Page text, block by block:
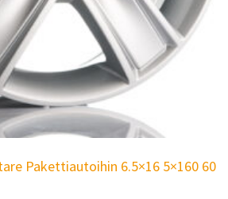
Pakettiautoihin 6.5×16 5×160 60